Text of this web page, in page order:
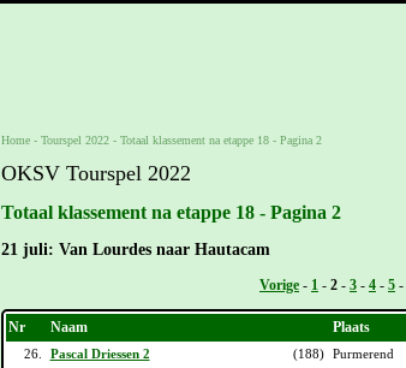
Home- Tourspel 2022- Totaal klassement na etappe 18 - Pagina 2
OKSV Tourspel 2022
Totaal klassement na etappe 18 - Pagina 2
21 juli: Van Lourdes naar Hautacam
Vorige - 1 - 2 - 3 - 4 - 5 -
Nr Naam Plaats
26. Pascal Driessen 2 (188) Purmerend